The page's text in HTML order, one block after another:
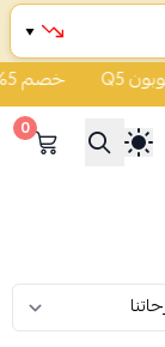
خصم 5% على جميع المجوهرات مع كوبون Q5
الشفاء
0
▼